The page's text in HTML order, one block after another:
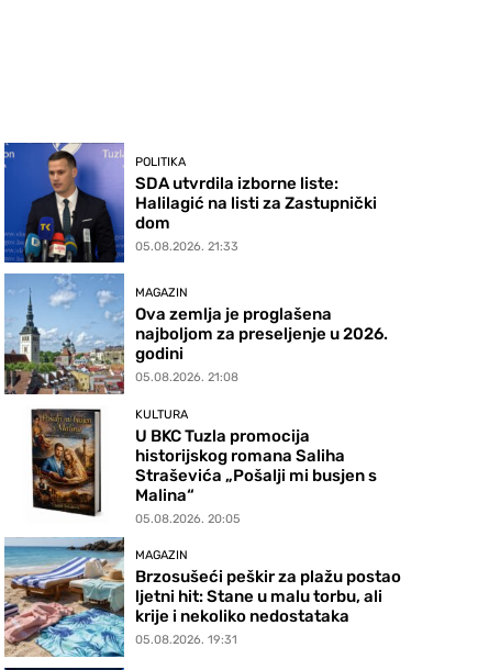
POLITIKA
SDA utvrdila izborne liste:
Halilagić na listi za Zastupnički
dom
05.08.2026. 21:33
MAGAZIN
Ova zemlja je proglašena
najboljom za preseljenje u 2026.
godini
05.08.2026. 21:08
KULTURA
U BKC Tuzla promocija
historijskog romana Saliha
Straševića „Pošalji mi busjen s
Malina“
05.08.2026. 20:05
MAGAZIN
Brzosušeći peškir za plažu postao
ljetni hit: Stane u malu torbu, ali
krije i nekoliko nedostataka
05.08.2026. 19:31